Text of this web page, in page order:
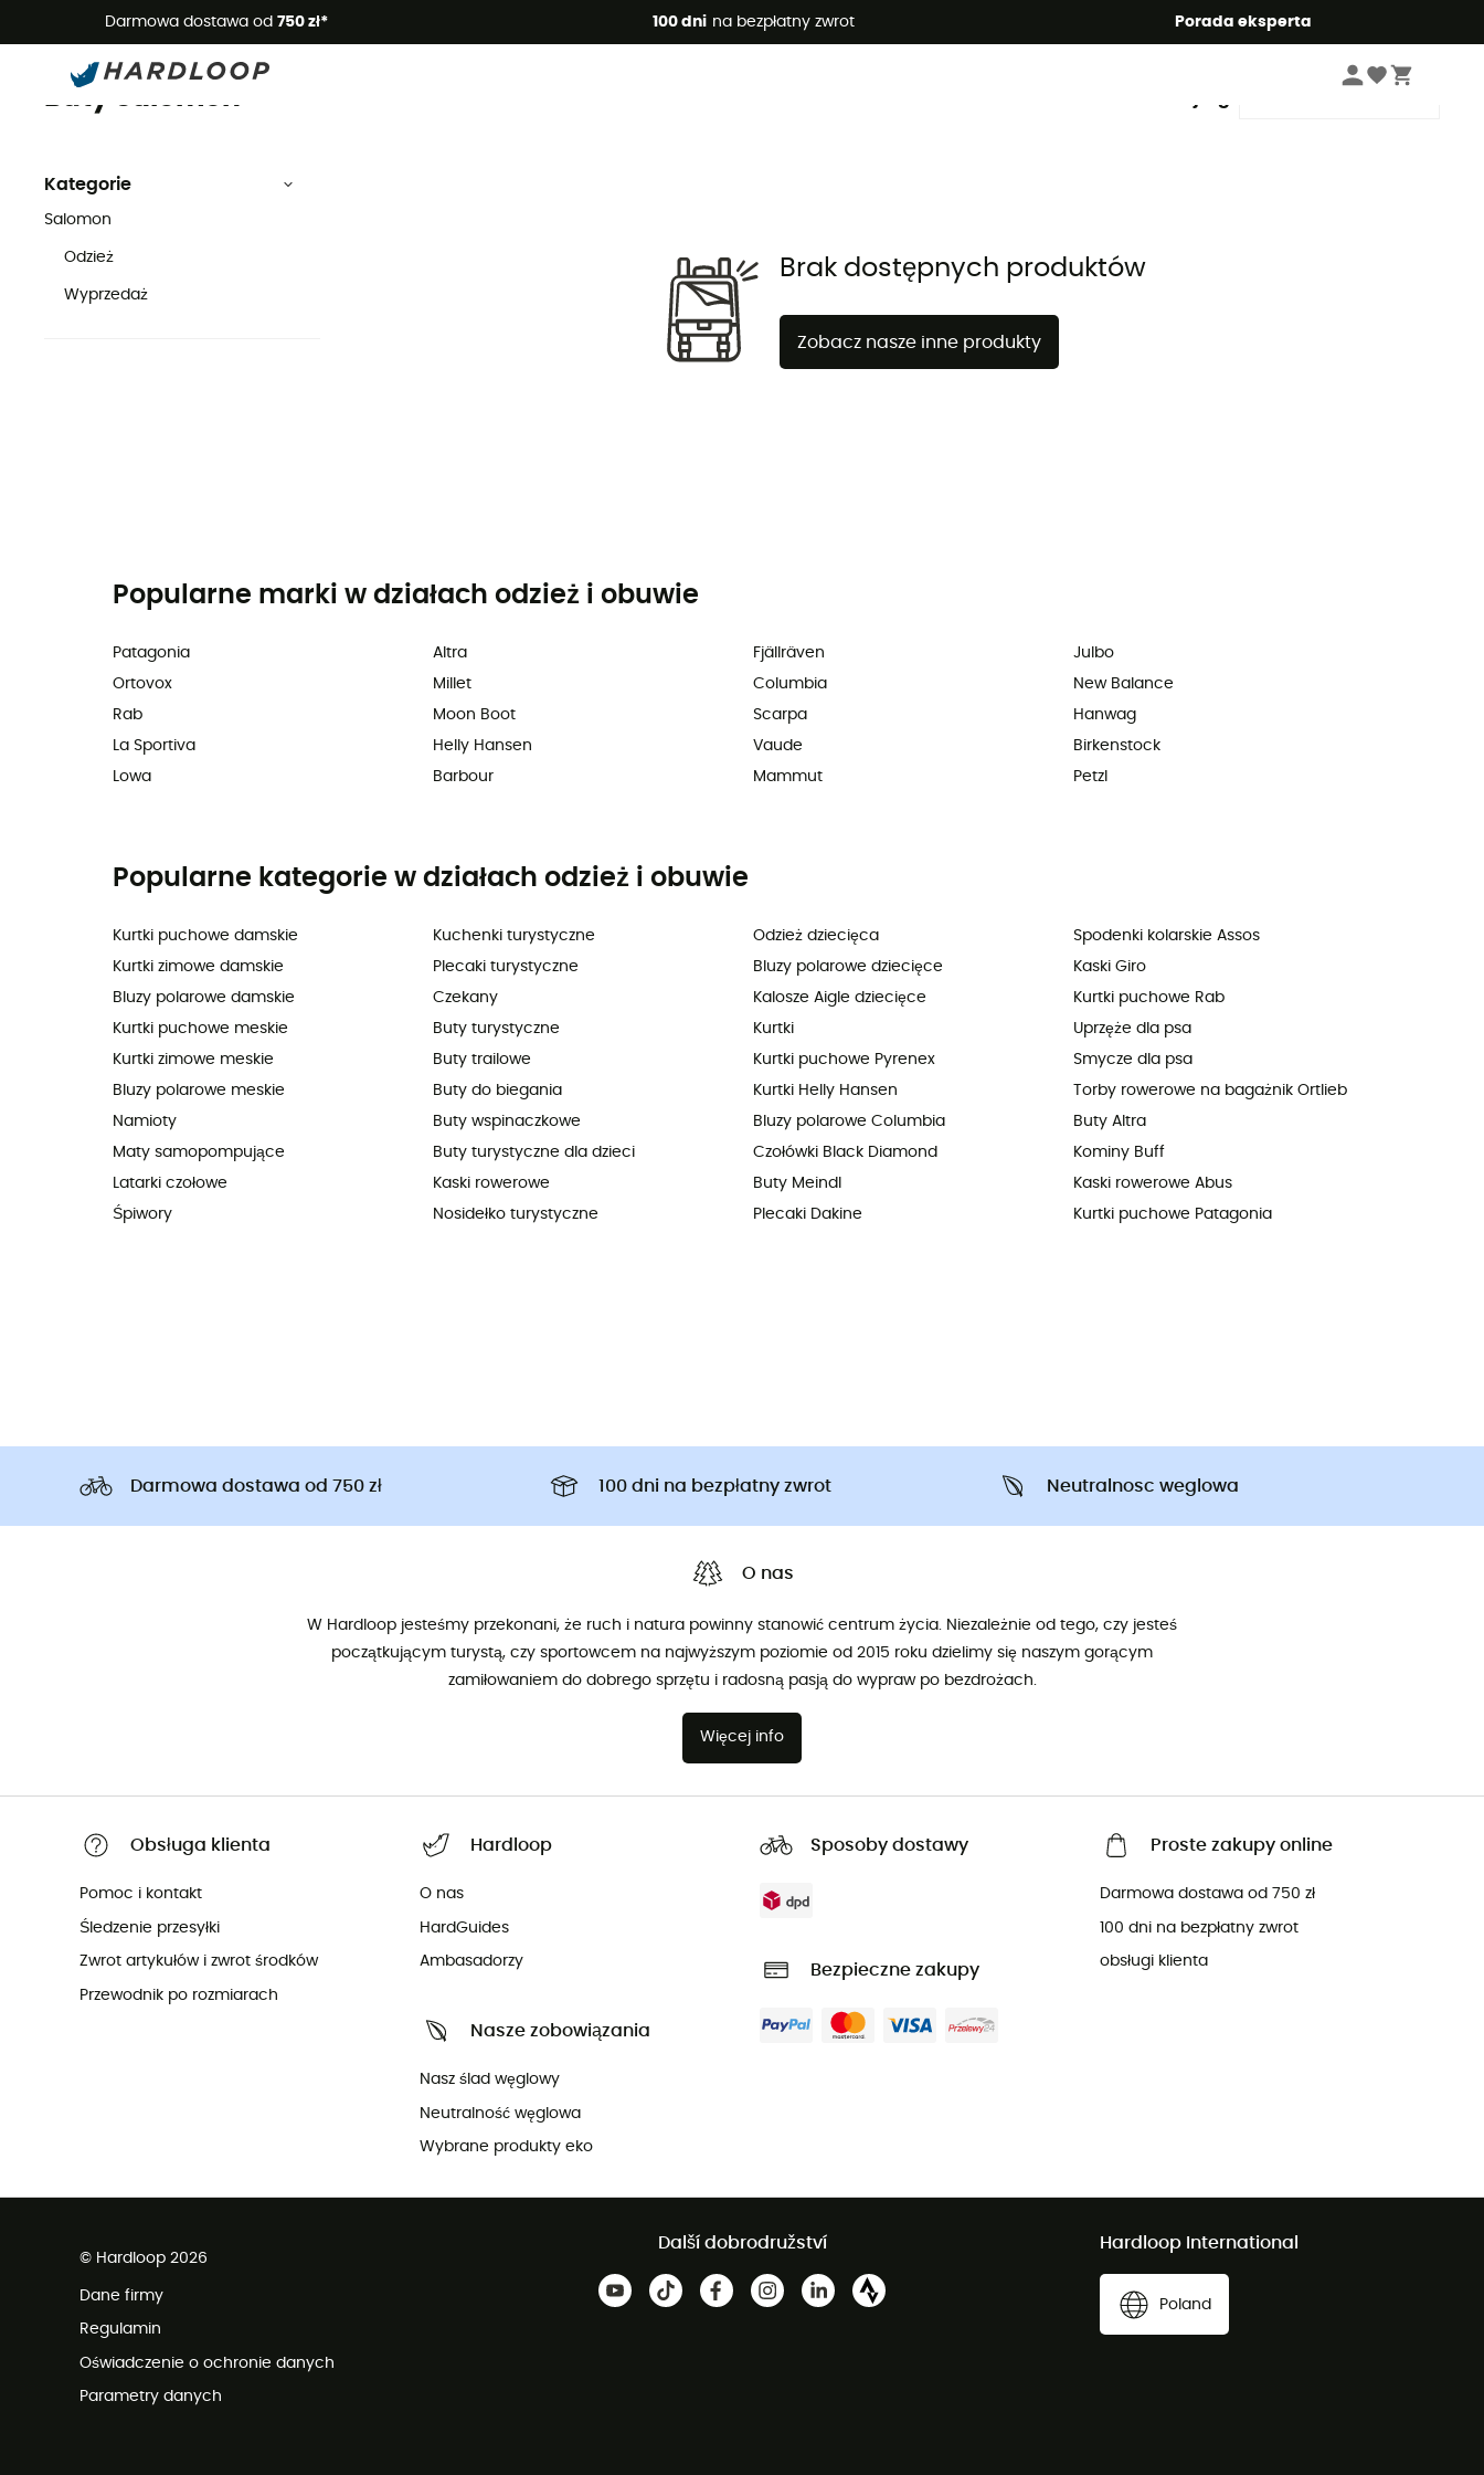
Darmowa dostawa od 750 zł* 100 dni na bezpłatny zwrot Porada eksperta
Letnie promocje 🔥 -5% DODATKOWO przy zakupie 2 produktów*, kod Summer5
Marki Salomon Buty
Buty Salomon
Kategorie
Salomon
Odzież
Wyprzedaż
Brak dostępnych produktów
Zobacz nasze inne produkty
Popularne marki w działach odzież i obuwie
Patagonia
Ortovox
Rab
La Sportiva
Lowa
Altra
Millet
Moon Boot
Helly Hansen
Barbour
Fjällräven
Columbia
Scarpa
Vaude
Mammut
Julbo
New Balance
Hanwag
Birkenstock
Petzl
Popularne kategorie w działach odzież i obuwie
Kurtki puchowe damskie
Kurtki zimowe damskie
Bluzy polarowe damskie
Kurtki puchowe meskie
Kurtki zimowe meskie
Bluzy polarowe meskie
Namioty
Maty samopompujące
Latarki czołowe
Śpiwory
Kuchenki turystyczne
Plecaki turystyczne
Czekany
Buty turystyczne
Buty trailowe
Buty do biegania
Buty wspinaczkowe
Buty turystyczne dla dzieci
Kaski rowerowe
Nosidełko turystyczne
Odzież dziecięca
Bluzy polarowe dziecięce
Kalosze Aigle dziecięce
Kurtki
Kurtki puchowe Pyrenex
Kurtki Helly Hansen
Bluzy polarowe Columbia
Czołówki Black Diamond
Buty Meindl
Plecaki Dakine
Spodenki kolarskie Assos
Kaski Giro
Kurtki puchowe Rab
Uprzęże dla psa
Smycze dla psa
Torby rowerowe na bagażnik Ortlieb
Buty Altra
Kominy Buff
Kaski rowerowe Abus
Kurtki puchowe Patagonia
Darmowa dostawa od 750 zł 100 dni na bezpłatny zwrot Neutralnosc weglowa
O nas
W Hardloop jesteśmy przekonani, że ruch i natura powinny stanowić centrum życia. Niezależnie od tego, czy jesteś
początkującym turystą, czy sportowcem na najwyższym poziomie od 2015 roku dzielimy się naszym gorącym
zamiłowaniem do dobrego sprzętu i radosną pasją do wypraw po bezdrożach.
Więcej info
Obsługa klienta
Pomoc i kontakt
Śledzenie przesyłki
Zwrot artykułów i zwrot środków
Przewodnik po rozmiarach
Hardloop
O nas
HardGuides
Ambasadorzy
Nasze zobowiązania
Nasz ślad węglowy
Neutralność węglowa
Wybrane produkty eko
Sposoby dostawy
Bezpieczne zakupy
Proste zakupy online
Darmowa dostawa od 750 zł
100 dni na bezpłatny zwrot
obsługi klienta
© Hardloop 2026
Dane firmy
Regulamin
Oświadczenie o ochronie danych
Parametry danych
Další dobrodružství Hardloop International
Poland